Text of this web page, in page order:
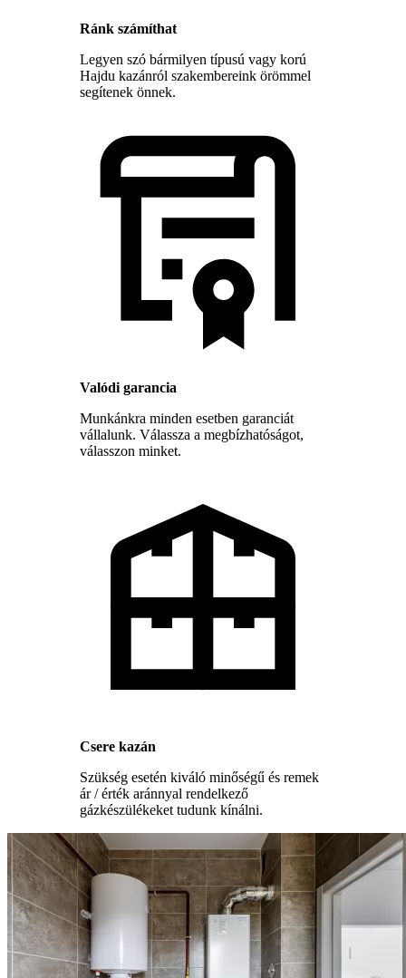
Ránk számíthat
Legyen szó bármilyen típusú vagy korú
Hajdu kazánról szakembereink örömmel
segítenek önnek.
Valódi garancia
Munkánkra minden esetben garanciát
vállalunk. Válassza a megbízhatóságot,
válasszon minket.
Csere kazán
Szükség esetén kiváló minőségű és remek
ár / érték aránnyal rendelkező
gázkészülékeket tudunk kínálni.